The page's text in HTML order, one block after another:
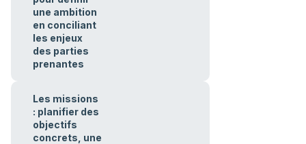
une ambition
en conciliant
les enjeux
des parties
prenantes
Les missions
: planifier des
objectifs
concrets, une